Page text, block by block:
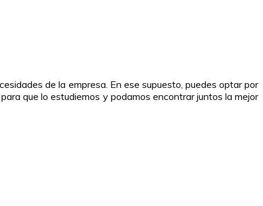
de la empresa. En ese supuesto, puedes optar por
para que lo estudiemos y podamos encontrar juntos la mejor